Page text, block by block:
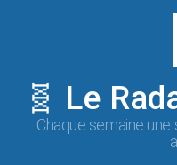
🧬 Le
Chaque semaine